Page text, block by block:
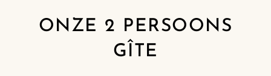
ONZE 2 PERSOONS
GÎTE